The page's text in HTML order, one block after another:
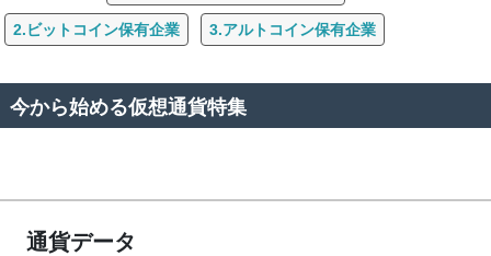
2.ビットコイン保有企業 3.アルトコイン保有企業
今から始める仮想通貨特集
通貨データ